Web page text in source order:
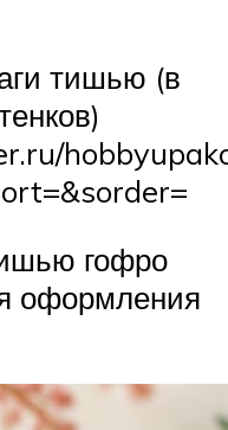
тишью (в
гофро
оформления